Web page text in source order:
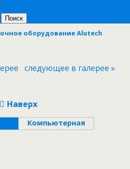
оборудование Alutech
следующее в галерее »
Наверх
Компьютерная